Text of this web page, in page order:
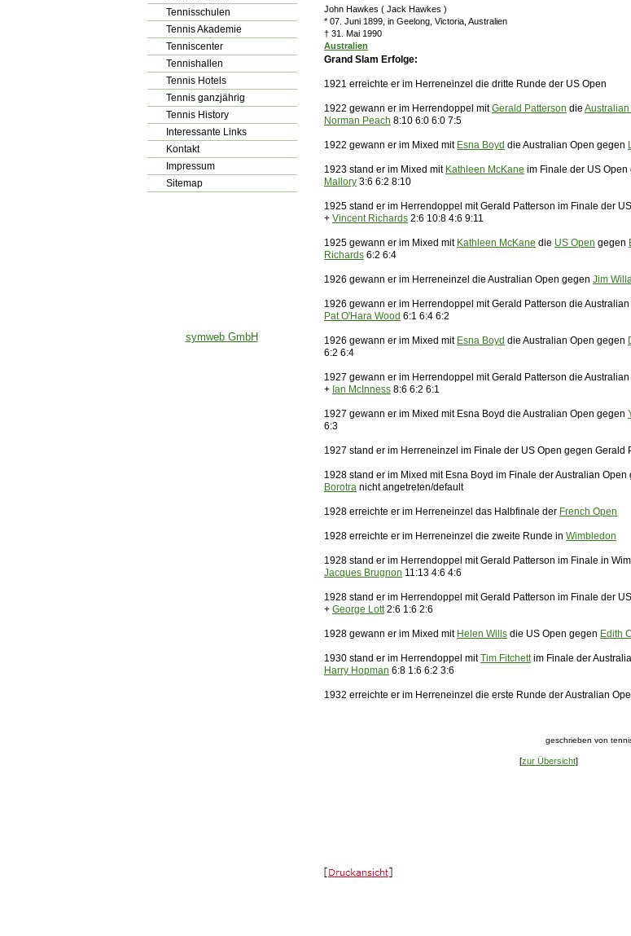
John Hawkes ( Jack Hawkes )
* 07. Juni 1899, in Geelong, Victoria, Australien
† 31. Mai 1990
Australien
Grand Slam Erfolge:
1921 erreichte er im Herreneinzel die dritte Runde der US Open
1922 gewann er im Herrendoppel mitGerald Patterson die Australian
Norman Peach 8:10 6:0 6:0 7:5
1922 gewann er im Mixed mit Esna Boyd die Australian Open gegen
1923 stand er im Mixed mit Kathleen McKane im Finale der US Open
Mallory 3:6 6:2 8:10
1925 stand er im Herrendoppel mit Gerald Patterson im Finale der
+ Vincent Richards 2:6 10:8 4:6 9:11
1925 gewann er im Mixed mit Kathleen McKane die US Open gegen
Richards 6:2 6:4
1926 gewann er im Herreneinzel die Australian Open gegen Jim
1926 gewann er im Herrendoppel mit Gerald Patterson die
Pat O'Hara Wood 6:1 6:4 6:2
1926 gewann er im Mixed mit Esna Boyd die Australian Open gegen
6:2 6:4
1927 gewann er im Herrendoppel mit Gerald Patterson die
+ Ian McInness 8:6 6:2 6:1
1927 gewann er im Mixed mit Esna Boyd die Australian Open gegen
6:3
1927 stand er im Herreneinzel im Finale der US Open gegen Gerald
1928 stand er im Mixed mit Esna Boyd im Finale der Australian
Borotra nicht angetreten/default
1928 erreichte er im Herreneinzel das Halbfinale der French Open
1928 erreichte er im Herreneinzel die zweite Runde in Wimbledon
1928 stand er im Herrendoppel mit Gerald Patterson im Finale in
Jacques Brugnon 11:13 4:6 4:6
1928 stand er im Herrendoppel mit Gerald Patterson im Finale der
+ George Lott2:6 1:6 2:6
1928 gewann er im Mixed mit Helen Wills die US Open gegen Edith
1930 stand er im Herrendoppel mitTim Fitchettim Finale der
Harry Hopman 6:8 1:6 6:2 3:6
1932 erreichte er im Herreneinzel die erste Runde der Australian
geschrieben von
[zur Übersicht]
Tennisschulen
Tennis Akademie
Tenniscenter
Tennishallen
Tennis Hotels
Tennis ganzjährig
Tennis History
Interessante Links
Kontakt
Impressum
Sitemap
symweb GmbH